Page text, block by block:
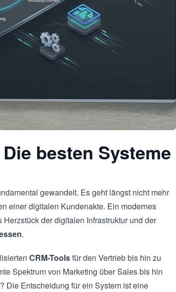
besten Systeme
gewandelt. Es geht längst nicht mehr
einer digitalen Kundenakte. Ein modernes
Herzstück der digitalen Infrastruktur und der
.
CRM-Toolsfür den Vertrieb bis hin zu
Spektrum von Marketing über Sales bis hin
Die Entscheidung für ein System ist eine